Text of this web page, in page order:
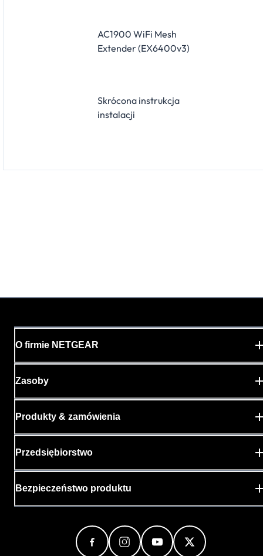
AC1900 WiFi Mesh
Extender (EX6400v3)
Skrócona instrukcja
instalacji
O firmie NETGEAR
Zasoby
Produkty & zamówienia
Przedsiębiorstwo
Bezpieczeństwo produktu